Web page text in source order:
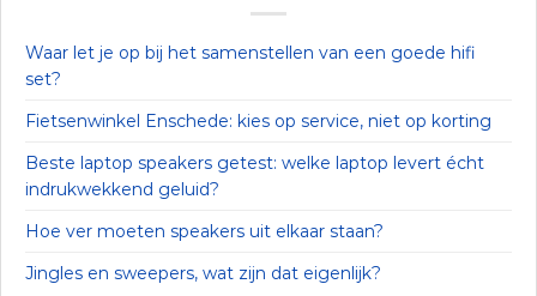
Waar let je op bij het samenstellen van een goede hifi
set?
Fietsenwinkel Enschede: kies op service, niet op korting
Beste laptop speakers getest: welke laptop levert écht
indrukwekkend geluid?
Hoe ver moeten speakers uit elkaar staan?
Jingles en sweepers, wat zijn dat eigenlijk?